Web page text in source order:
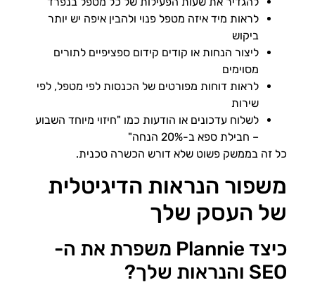
לראות מיד איזה מטפל פנוי ולהבין איפה יש יותר
ביקוש
ליצור הנחות או קודים קידום ספציפיים לתורים
מסוימים
לראות דוחות מפורטים של הכנסות לפי מטפל, לפי
שירות
לשלוח עדכונים או הודעות כמו "חיזוי מיוחד השבוע
– חבילת ספא ב-20% הנחה"
כל זה בממשק פשוט שלא דורש הכשרה טכנית.
משפור הנראות הדיגיטלית
של העסק שלך
כיצד Plannie משפרת את ה-
SEO והנראות שלך?